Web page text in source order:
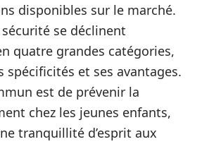
disponibles sur le marché.
se déclinent
quatre grandes catégories,
spécificités et ses avantages.
est de prévenir la
chez les jeunes enfants,
tranquillité d’esprit aux